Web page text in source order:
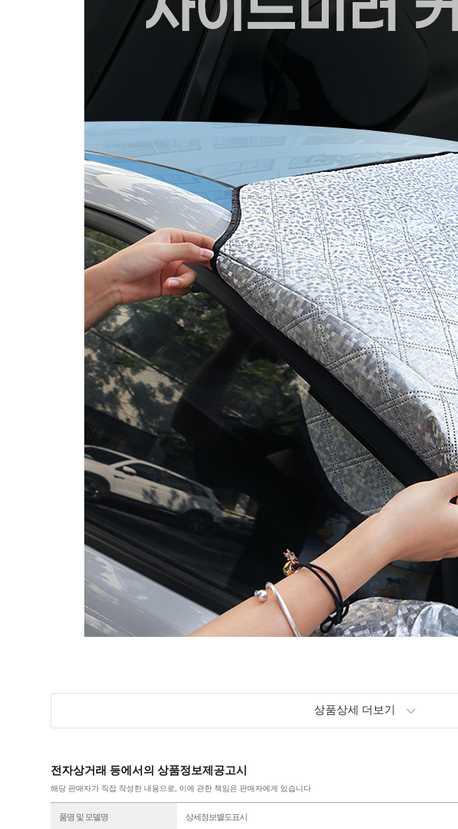
상품상세 더보기
전자상거래 등에서의 상품정보제공고시
해당 판매자가 직접 작성한 내용으로, 이에 관한 책임은 판매자에게 있습니다
품명 및 모델명 상세정보별도표시